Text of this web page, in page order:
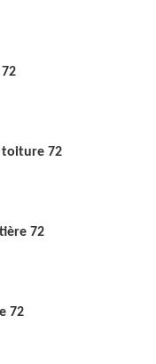
toiture 72
72
72